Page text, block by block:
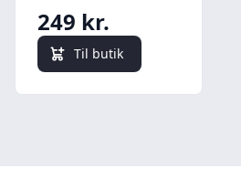
249 kr.
Til butik